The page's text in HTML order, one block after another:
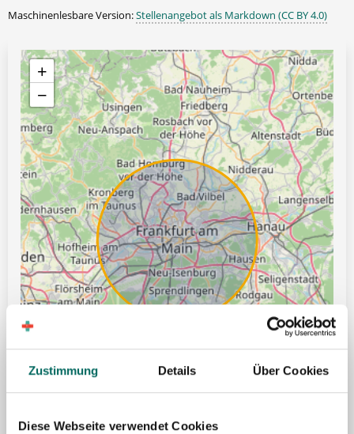
Zustimmung Details Über Cookies
Diese Webseite verwendet Cookies
Maschinenlesbare Version:Stellenangebot als Markdown (CC BY 4.0)
+
−
Leaflet | ©